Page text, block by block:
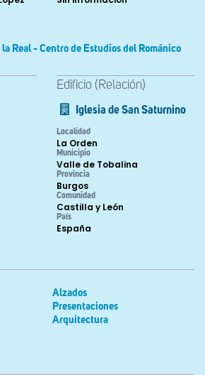
Real - Centro de Estudios del Románico
Edificio (Relación)
Iglesia de San Saturnino
Localidad
La Orden
Municipio
Valle de Tobalina
Provincia
Burgos
Comunidad
Castilla y León
País
España
Alzados
Presentaciones
Arquitectura